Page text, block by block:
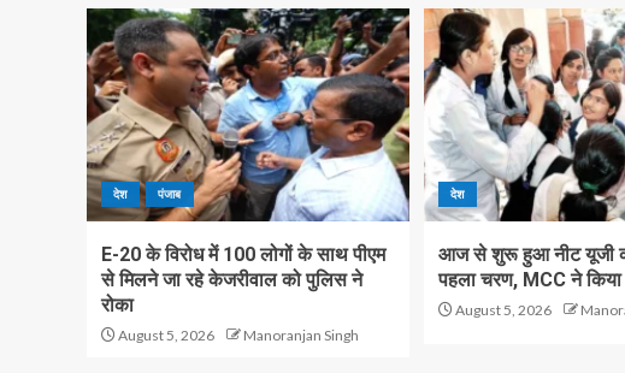
देश पंजाब
E-20 के विरोध में 100 लोगों के साथ पीएम
से मिलने जा रहे केजरीवाल को पुलिस ने
रोका
August 5, 2026 Manoranjan Singh
देश
आज से शुरू हुआ नीट यूजी
पहला चरण, MCC ने किया
August 5, 2026